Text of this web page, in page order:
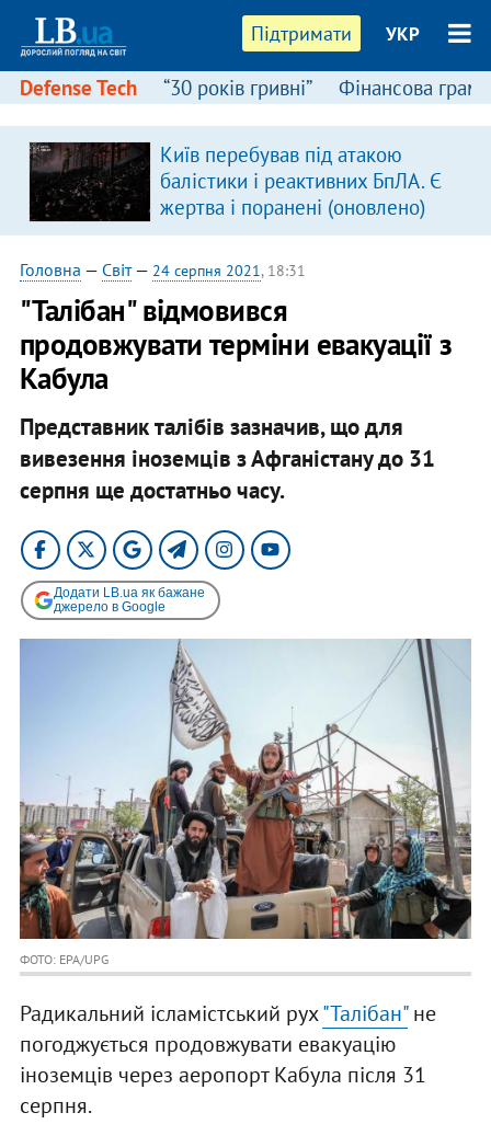
Підтримати УКР
Defense Tech “30 років гривні” Фінансова
Київ перебував під атакою
балістики і реактивних БпЛА. Є
жертва і поранені (оновлено)
Головна — Світ— 24 серпня 2021, 18:31
"Талібан" відмовився
продовжувати терміни евакуації з
Кабула
Представник талібів зазначив, що для
вивезення іноземців з Афганістану до 31
серпня ще достатньо часу.
Додати LB.ua як бажане
джерело в Google
ФОТО: EPA/UPG
Радикальний ісламістський рух"Талібан"не
погоджується продовжувати евакуацію
іноземців через аеропорт Кабула після 31
серпня.